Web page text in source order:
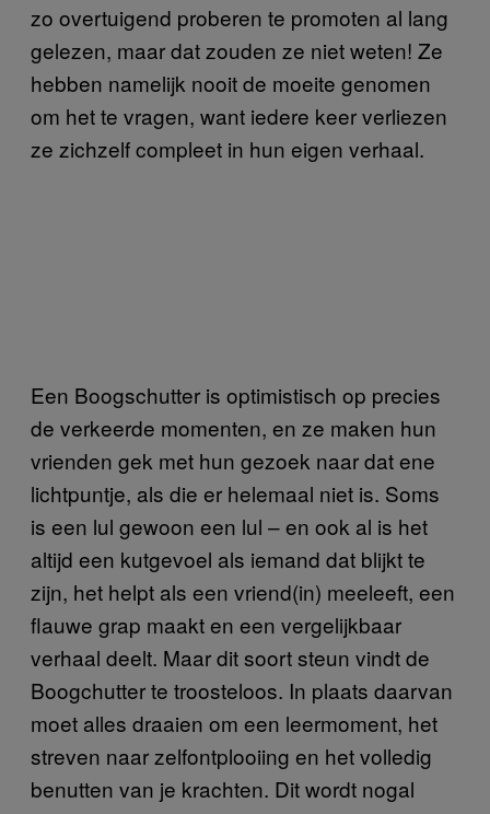
zo overtuigend proberen te promoten al lang
gelezen, maar dat zouden ze niet weten! Ze
hebben namelijk nooit de moeite genomen
om het te vragen, want iedere keer verliezen
ze zichzelf compleet in hun eigen verhaal.
Een Boogschutter is optimistisch op precies
de verkeerde momenten, en ze maken hun
vrienden gek met hun gezoek naar dat ene
lichtpuntje, als die er helemaal niet is. Soms
is een lul gewoon een lul – en ook al is het
altijd een kutgevoel als iemand dat blijkt te
zijn, het helpt als een vriend(in) meeleeft, een
flauwe grap maakt en een vergelijkbaar
verhaal deelt. Maar dit soort steun vindt de
Boogchutter te troosteloos. In plaats daarvan
moet alles draaien om een leermoment, het
streven naar zelfontplooiing en het volledig
benutten van je krachten. Dit wordt nogal